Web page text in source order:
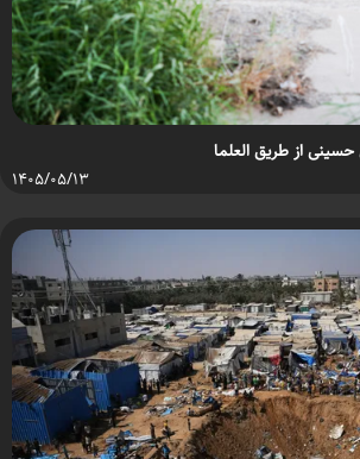
حسینی از طریق العلما
۱۴۰۵/۰۵/۱۳